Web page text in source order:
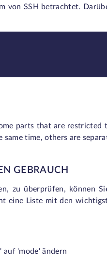
von SSH betrachtet.
parts that are restricted
time, others are
GEBRAUCH
zu überprüfen, können
eine Liste mit den
auf 'mode' ändern